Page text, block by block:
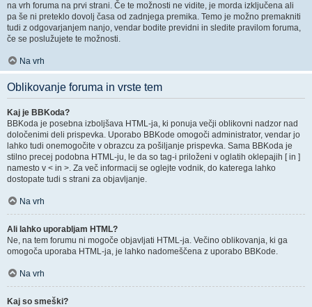
na vrh foruma na prvi strani. Če te možnosti ne vidite, je morda izključena ali
pa še ni preteklo dovolj časa od zadnjega premika. Temo je možno premakniti
tudi z odgovarjanjem nanjo, vendar bodite previdni in sledite pravilom foruma,
če se poslužujete te možnosti.
Na vrh
Oblikovanje foruma in vrste tem
Kaj je BBKoda?
BBKoda je posebna izboljšava HTML-ja, ki ponuja večji oblikovni nadzor nad
določenimi deli prispevka. Uporabo BBKode omogoči administrator, vendar jo
lahko tudi onemogočite v obrazcu za pošiljanje prispevka. Sama BBKoda je
stilno precej podobna HTML-ju, le da so tag-i priloženi v oglatih oklepajih [ in ]
namesto v < in >. Za več informacij se oglejte vodnik, do katerega lahko
dostopate tudi s strani za objavljanje.
Na vrh
Ali lahko uporabljam HTML?
Ne, na tem forumu ni mogoče objavljati HTML-ja. Večino oblikovanja, ki ga
omogoča uporaba HTML-ja, je lahko nadomeščena z uporabo BBKode.
Na vrh
Kaj so smeški?